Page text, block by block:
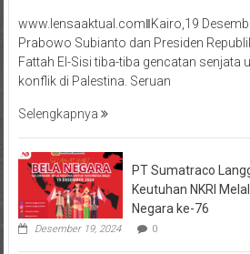
www.lensaaktual.comǁKairo,19
Prabowo Subianto dan Presiden
Fattah El-Sisi tiba-tiba gencatan senjata
konflik di Palestina. Seruan
Selengkapnya
PT Sumatraco
Keutuhan NKRI
Negara ke-76
Desember 19, 2024 0